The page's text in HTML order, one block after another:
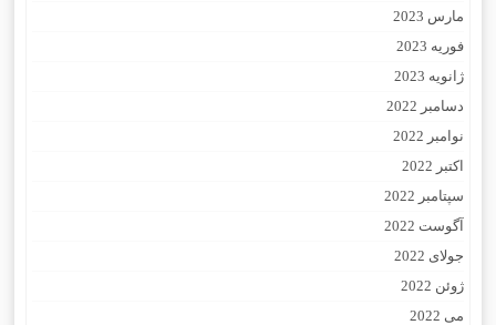
مارس 2023
فوریه 2023
ژانویه 2023
دسامبر 2022
نوامبر 2022
اکتبر 2022
سپتامبر 2022
آگوست 2022
جولای 2022
ژوئن 2022
می 2022